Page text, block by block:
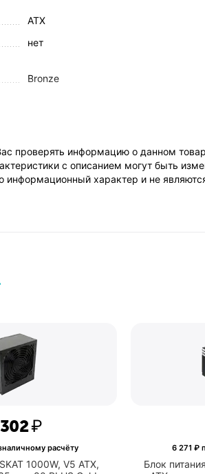
ATX
нет
Bronze
да
2
проверять информацию о данном
с описанием могут быть
информационный характер и не
1000W, V5 ATX,
₽
расчёту
Блок
6 271 ₽